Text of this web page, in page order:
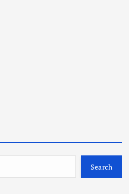
Search
Nege
s
Berit
Utam
Polit